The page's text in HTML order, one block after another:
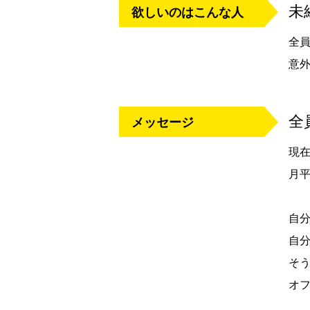
欲しいのはこんな人 未
全
意
メッセージ 全
現
月
自
自
そ
オ